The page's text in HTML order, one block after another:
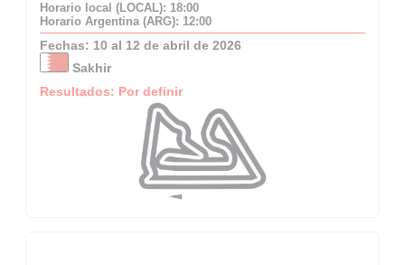
Horario local (LOCAL): 18:00
Horario Argentina (ARG): 12:00
Fechas: 10 al 12 de abril de 2026
Sakhir
Resultados: Por definir